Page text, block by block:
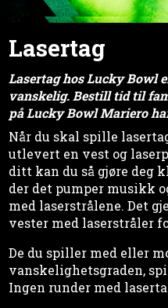
Lasertag
Lasertag hos Lucky Bowl
vanskelig. Bestill tid til
på Lucky Bowl Mariero
Når du skal spille
utlevert en vest og
ditt kan du så gjøre deg
der det pumper musikk
med laserstrålene. Det
vester med laserstråler
De du spiller med eller
vanskelighetsgraden,
Ingen runder med